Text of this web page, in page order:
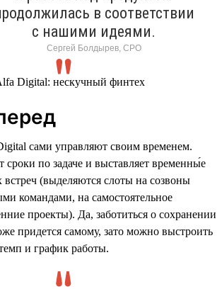
в соответствии
с нашими идеями.
Сергей Болдырев, СРО
сами управляют своим временем.
по задаче и выставляет временны́е
встреч (выделяются слоты на созвоны
командами, на самостоятельное
проекты). Да, заботиться о сохранении
придется самому, зато можно выстроить
и график работы.